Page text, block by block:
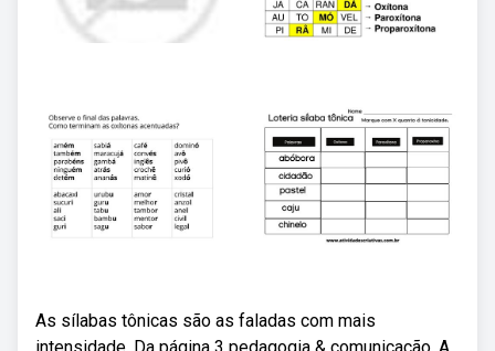
As sílabas tônicas são as faladas com mais